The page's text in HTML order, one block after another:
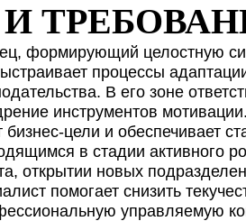
формирующий целостную
процессы
В его зоне
инструментов
цели и обеспечивает
в стадии активного
открытии новых
помогает снизить
управляемую